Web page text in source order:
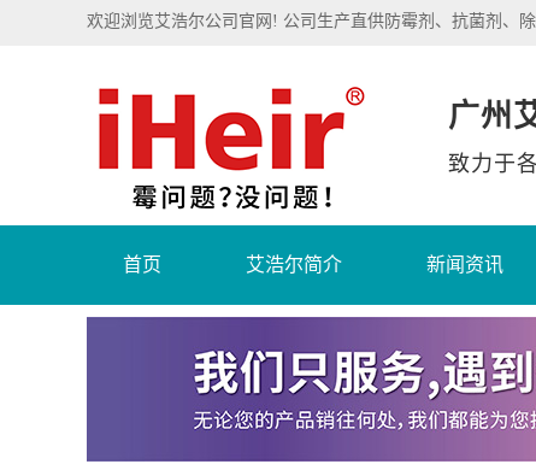
欢迎浏览艾浩尔公司官网! 公司生产直供防霉剂、抗菌剂、
广州
致力于
首页 艾浩尔简介 新闻资讯